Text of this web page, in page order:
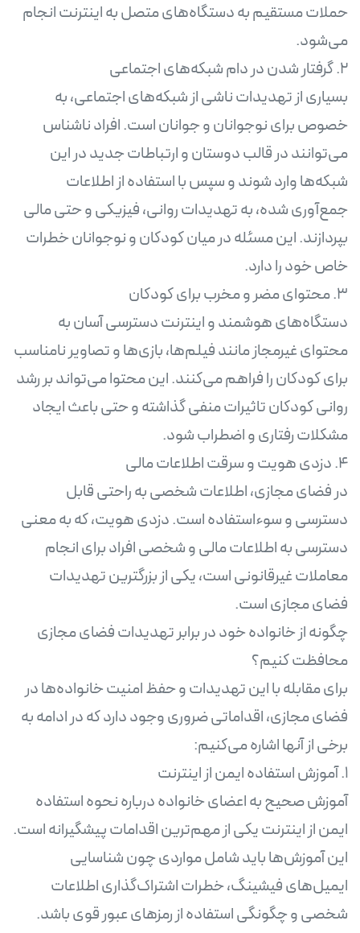
حملات مستقیم به دستگاه‌های متصل به اینترنت انجام
بسیاری از تهدیدات ناشی از شبکه‌های اجتماعی، به
خصوص برای نوجوانان و جوانان است. افراد ناشناس
می‌توانند در قالب دوستان و ارتباطات جدید در این
شبکه‌ها وارد شوند و سپس با استفاده از اطلاعات
جمع‌آوری شده، به تهدیدات روانی، فیزیکی و حتی مالی
بپردازند. این مسئله در میان کودکان و نوجوانان خطرات
دستگاه‌های هوشمند و اینترنت دسترسی آسان به
محتوای غیرمجاز مانند فیلم‌ها، بازی‌ها و تصاویر نامناسب
برای کودکان را فراهم می‌کنند. این محتوا می‌تواند بر رشد
روانی کودکان تاثیرات منفی گذاشته و حتی باعث ایجاد
در فضای مجازی، اطلاعات شخصی به راحتی قابل
دسترسی و سوءاستفاده است. دزدی هویت، که به معنی
دسترسی به اطلاعات مالی و شخصی افراد برای انجام
معاملات غیرقانونی است، یکی از بزرگترین تهدیدات
چگونه از خانواده خود در برابر تهدیدات فضای مجازی
برای مقابله با این تهدیدات و حفظ امنیت خانواده‌ها در
فضای مجازی، اقداماتی ضروری وجود دارد که در ادامه به
آموزش صحیح به اعضای خانواده درباره نحوه استفاده
ایمن از اینترنت یکی از مهم‌ترین اقدامات پیشگیرانه است.
این آموزش‌ها باید شامل مواردی چون شناسایی
ایمیل‌های فیشینگ، خطرات اشتراک‌گذاری اطلاعات